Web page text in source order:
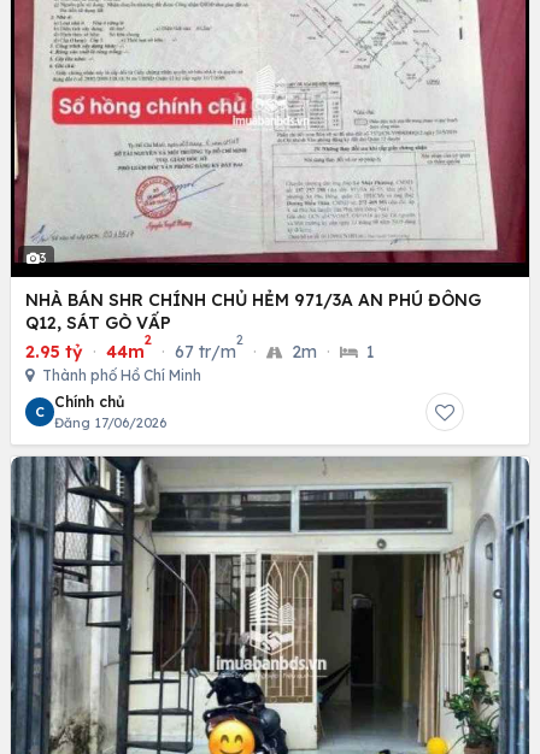
3
NHÀ BÁN SHR CHÍNH CHỦ HẺM 971/3A AN PHÚ ĐÔNG
Q12, SÁT GÒ VẤP
2.95 tỷ · 44m
2
· 67 tr/m
2
· 2m · 1
Thành phố Hồ Chí Minh
C
Chính chủ
Đăng 17/06/2026